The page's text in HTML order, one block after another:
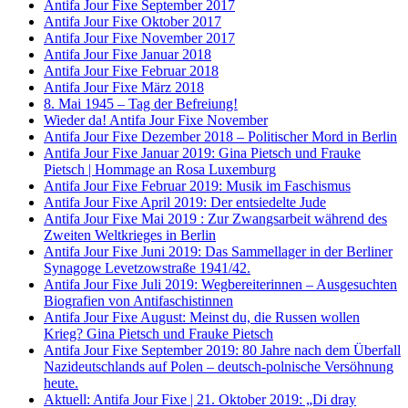
Antifa Jour Fixe September 2017
Antifa Jour Fixe Oktober 2017
Antifa Jour Fixe November 2017
Antifa Jour Fixe Januar 2018
Antifa Jour Fixe Februar 2018
Antifa Jour Fixe März 2018
8. Mai 1945 – Tag der Befreiung!
Wieder da! Antifa Jour Fixe November
Antifa Jour Fixe Dezember 2018 – Politischer Mord in Berlin
Antifa Jour Fixe Januar 2019: Gina Pietsch und Frauke
Pietsch | Hommage an Rosa Luxemburg
Antifa Jour Fixe Februar 2019: Musik im Faschismus
Antifa Jour Fixe April 2019: Der entsiedelte Jude
Antifa Jour Fixe Mai 2019 : Zur Zwangsarbeit während des
Zweiten Weltkrieges in Berlin
Antifa Jour Fixe Juni 2019: Das Sammellager in der Berliner
Synagoge Levetzowstraße 1941/42.
Antifa Jour Fixe Juli 2019: Wegbereiterinnen – Ausgesuchten
Biografien von Antifaschistinnen
Antifa Jour Fixe August: Meinst du, die Russen wollen
Krieg? Gina Pietsch und Frauke Pietsch
Antifa Jour Fixe September 2019: 80 Jahre nach dem Überfall
Nazideutschlands auf Polen – deutsch-polnische Versöhnung
heute.
Aktuell: Antifa Jour Fixe | 21. Oktober 2019: „Di dray